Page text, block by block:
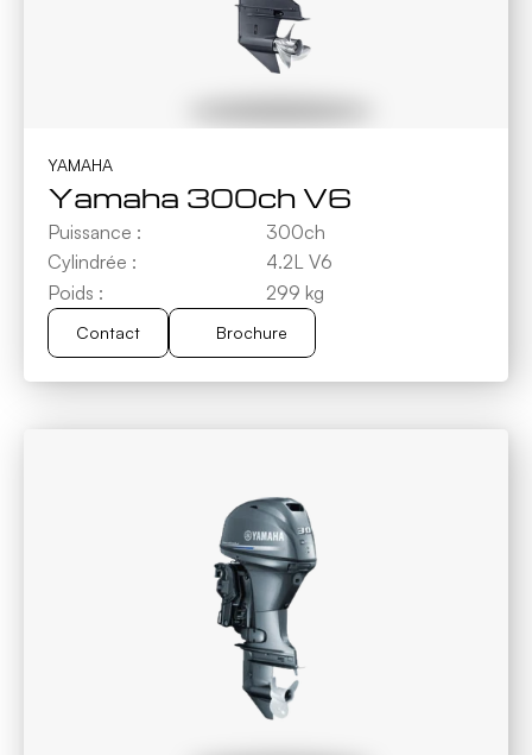
YAMAHA
Yamaha 300ch V6
Puissance :
300ch
Cylindrée :
4.2L V6
Poids :
299 kg
Contact
Contact
Brochure
Brochure